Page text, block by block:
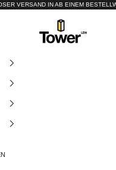
VERSAND IN AB EINEM
Tower-London.De